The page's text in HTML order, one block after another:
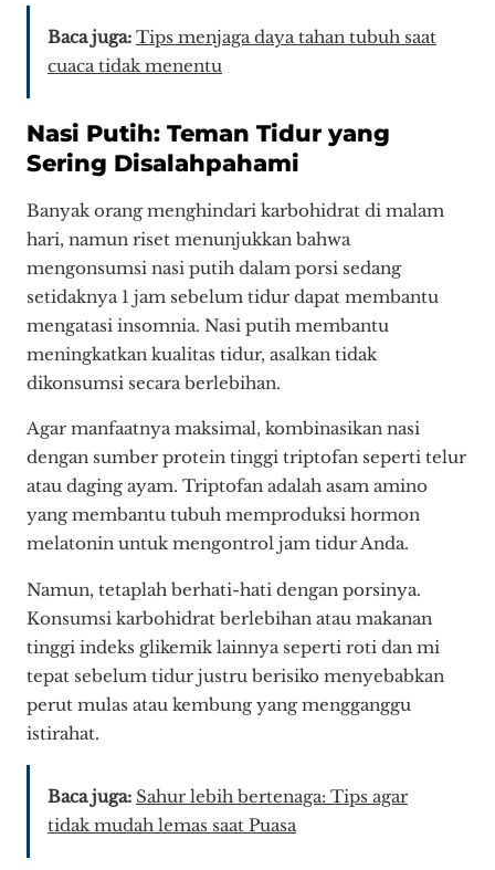
Baca juga: Tips menjaga daya tahan tubuh saat
cuaca tidak menentu
Nasi Putih: Teman Tidur yang
Sering Disalahpahami
Banyak orang menghindari karbohidrat di malam
hari, namun riset menunjukkan bahwa
mengonsumsi nasi putih dalam porsi sedang
setidaknya 1 jam sebelum tidur dapat membantu
mengatasi insomnia. Nasi putih membantu
meningkatkan kualitas tidur, asalkan tidak
dikonsumsi secara berlebihan.
Agar manfaatnya maksimal, kombinasikan nasi
dengan sumber protein tinggi triptofan seperti telur
atau daging ayam. Triptofan adalah asam amino
yang membantu tubuh memproduksi hormon
melatonin untuk mengontrol jam tidur Anda.
Namun, tetaplah berhati-hati dengan porsinya.
Konsumsi karbohidrat berlebihan atau makanan
tinggi indeks glikemik lainnya seperti roti dan mi
tepat sebelum tidur justru berisiko menyebabkan
perut mulas atau kembung yang mengganggu
istirahat.
Baca juga: Sahur lebih bertenaga: Tips agar
tidak mudah lemas saat Puasa